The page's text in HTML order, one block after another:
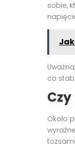
sobie,
co
Około